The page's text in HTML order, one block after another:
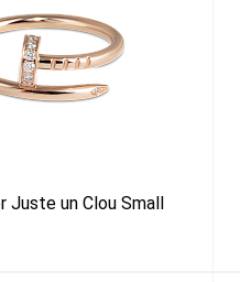
Juste un Clou Small